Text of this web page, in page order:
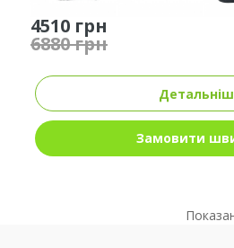
4510 грн
6880 грн
Замовити